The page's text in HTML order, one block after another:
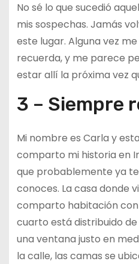
No sé lo que sucedió
mis sospechas. Jamás
este lugar. Alguna vez
recuerda, y me parece
estar allí la próxima vez
3 – Siempre
Mi nombre es Carla y
comparto mi historia en
que probablemente ya te
conoces. La casa donde
comparto habitación con
cuarto está distribuido
una ventana justo en
la calle, las camas se